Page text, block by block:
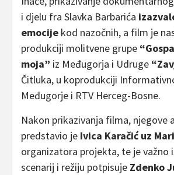
i djelu fra Slavka Barbarića
emocije kod nazočnih, a film je
produkciji molitvene grupe
moja” iz Međugorja i Udruge
Čitluka, u koprodukciji
Međugorje i RTV Herceg-Bosne.
Nakon prikazivanja filma, njegove
predstavio je Ivica Karačić uz
organizatora projekta, te je važno
scenarij i režiju potpisuje Zdenko